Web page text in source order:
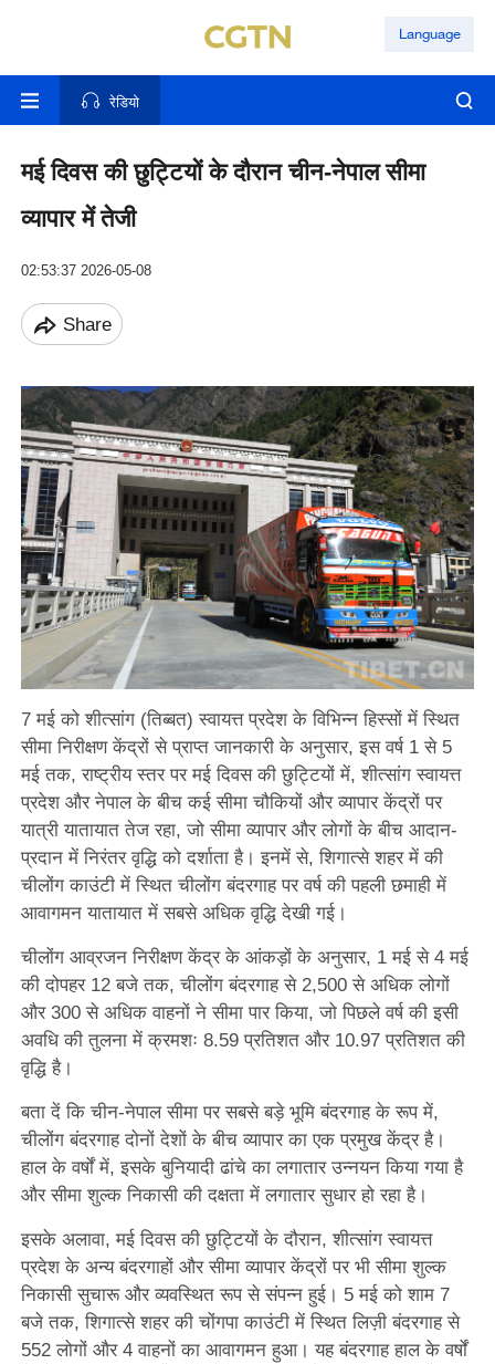
Language
रेडियो
मई दिवस की छुट्टियों के दौरान चीन-नेपाल सीमा
व्यापार में तेजी
02:53:37 2026-05-08
Share
7 मई को शीत्सांग (तिब्बत) स्वायत्त प्रदेश के विभिन्न हिस्सों में स्थित
सीमा निरीक्षण केंद्रों से प्राप्त जानकारी के अनुसार, इस वर्ष 1 से 5
मई तक, राष्ट्रीय स्तर पर मई दिवस की छुट्टियों में, शीत्सांग स्वायत्त
प्रदेश और नेपाल के बीच कई सीमा चौकियों और व्यापार केंद्रों पर
यात्री यातायात तेज रहा, जो सीमा व्यापार और लोगों के बीच आदान-
प्रदान में निरंतर वृद्धि को दर्शाता है। इनमें से, शिगात्से शहर में की
चीलोंग काउंटी में स्थित चीलोंग बंदरगाह पर वर्ष की पहली छमाही में
आवागमन यातायात में सबसे अधिक वृद्धि देखी गई।
चीलोंग आव्रजन निरीक्षण केंद्र के आंकड़ों के अनुसार, 1 मई से 4 मई
की दोपहर 12 बजे तक, चीलोंग बंदरगाह से 2,500 से अधिक लोगों
और 300 से अधिक वाहनों ने सीमा पार किया, जो पिछले वर्ष की इसी
अवधि की तुलना में क्रमशः 8.59 प्रतिशत और 10.97 प्रतिशत की
वृद्धि है।
बता दें कि चीन-नेपाल सीमा पर सबसे बड़े भूमि बंदरगाह के रूप में,
चीलोंग बंदरगाह दोनों देशों के बीच व्यापार का एक प्रमुख केंद्र है।
हाल के वर्षों में, इसके बुनियादी ढांचे का लगातार उन्नयन किया गया है
और सीमा शुल्क निकासी की दक्षता में लगातार सुधार हो रहा है।
इसके अलावा, मई दिवस की छुट्टियों के दौरान, शीत्सांग स्वायत्त
प्रदेश के अन्य बंदरगाहों और सीमा व्यापार केंद्रों पर भी सीमा शुल्क
निकासी सुचारू और व्यवस्थित रूप से संपन्न हुई। 5 मई को शाम 7
बजे तक, शिगात्से शहर की चोंगपा काउंटी में स्थित लिज़ी बंदरगाह से
552 लोगों और 4 वाहनों का आवागमन हुआ। यह बंदरगाह हाल के वर्षों